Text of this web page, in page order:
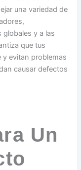
una variedad de
y a las
que tus
evitan problemas
causar defectos
Un